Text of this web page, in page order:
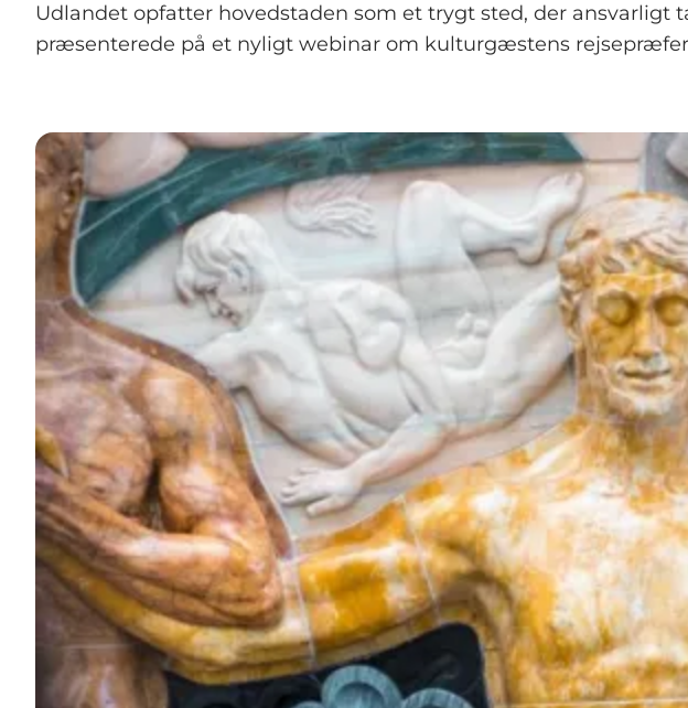
Udlandet opfatter hovedstaden som et trygt sted, der ansvarligt
præsenterede på et nyligt webinar om kulturgæstens